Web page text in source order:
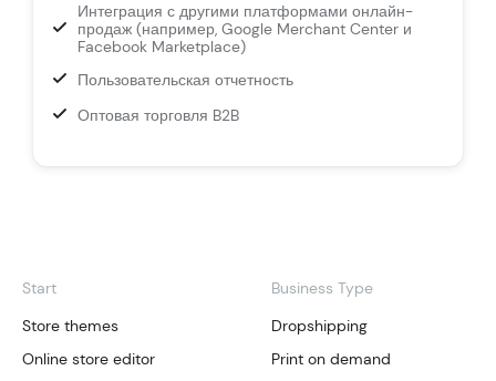
Интеграция с другими платформами онлайн-
продаж (например, Google Merchant Center и
Facebook Marketplace)
Пользовательская отчетность
Оптовая торговля B2B
Start
Store themes
Online store editor
Business Type
Dropshipping
Print on demand